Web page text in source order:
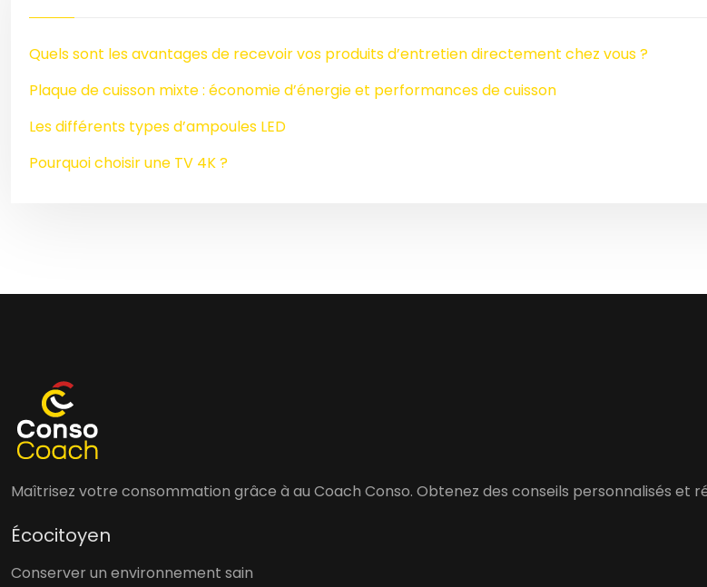
Quels sont les avantages de recevoir vos produits d’entretien directement chez vous ?
Plaque de cuisson mixte : économie d’énergie et performances de cuisson
Les différents types d’ampoules LED
Pourquoi choisir une TV 4K ?
Maîtrisez votre consommation grâce à au Coach Conso. Obtenez des conseils personnalisés et
Écocitoyen
Conserver un environnement sain